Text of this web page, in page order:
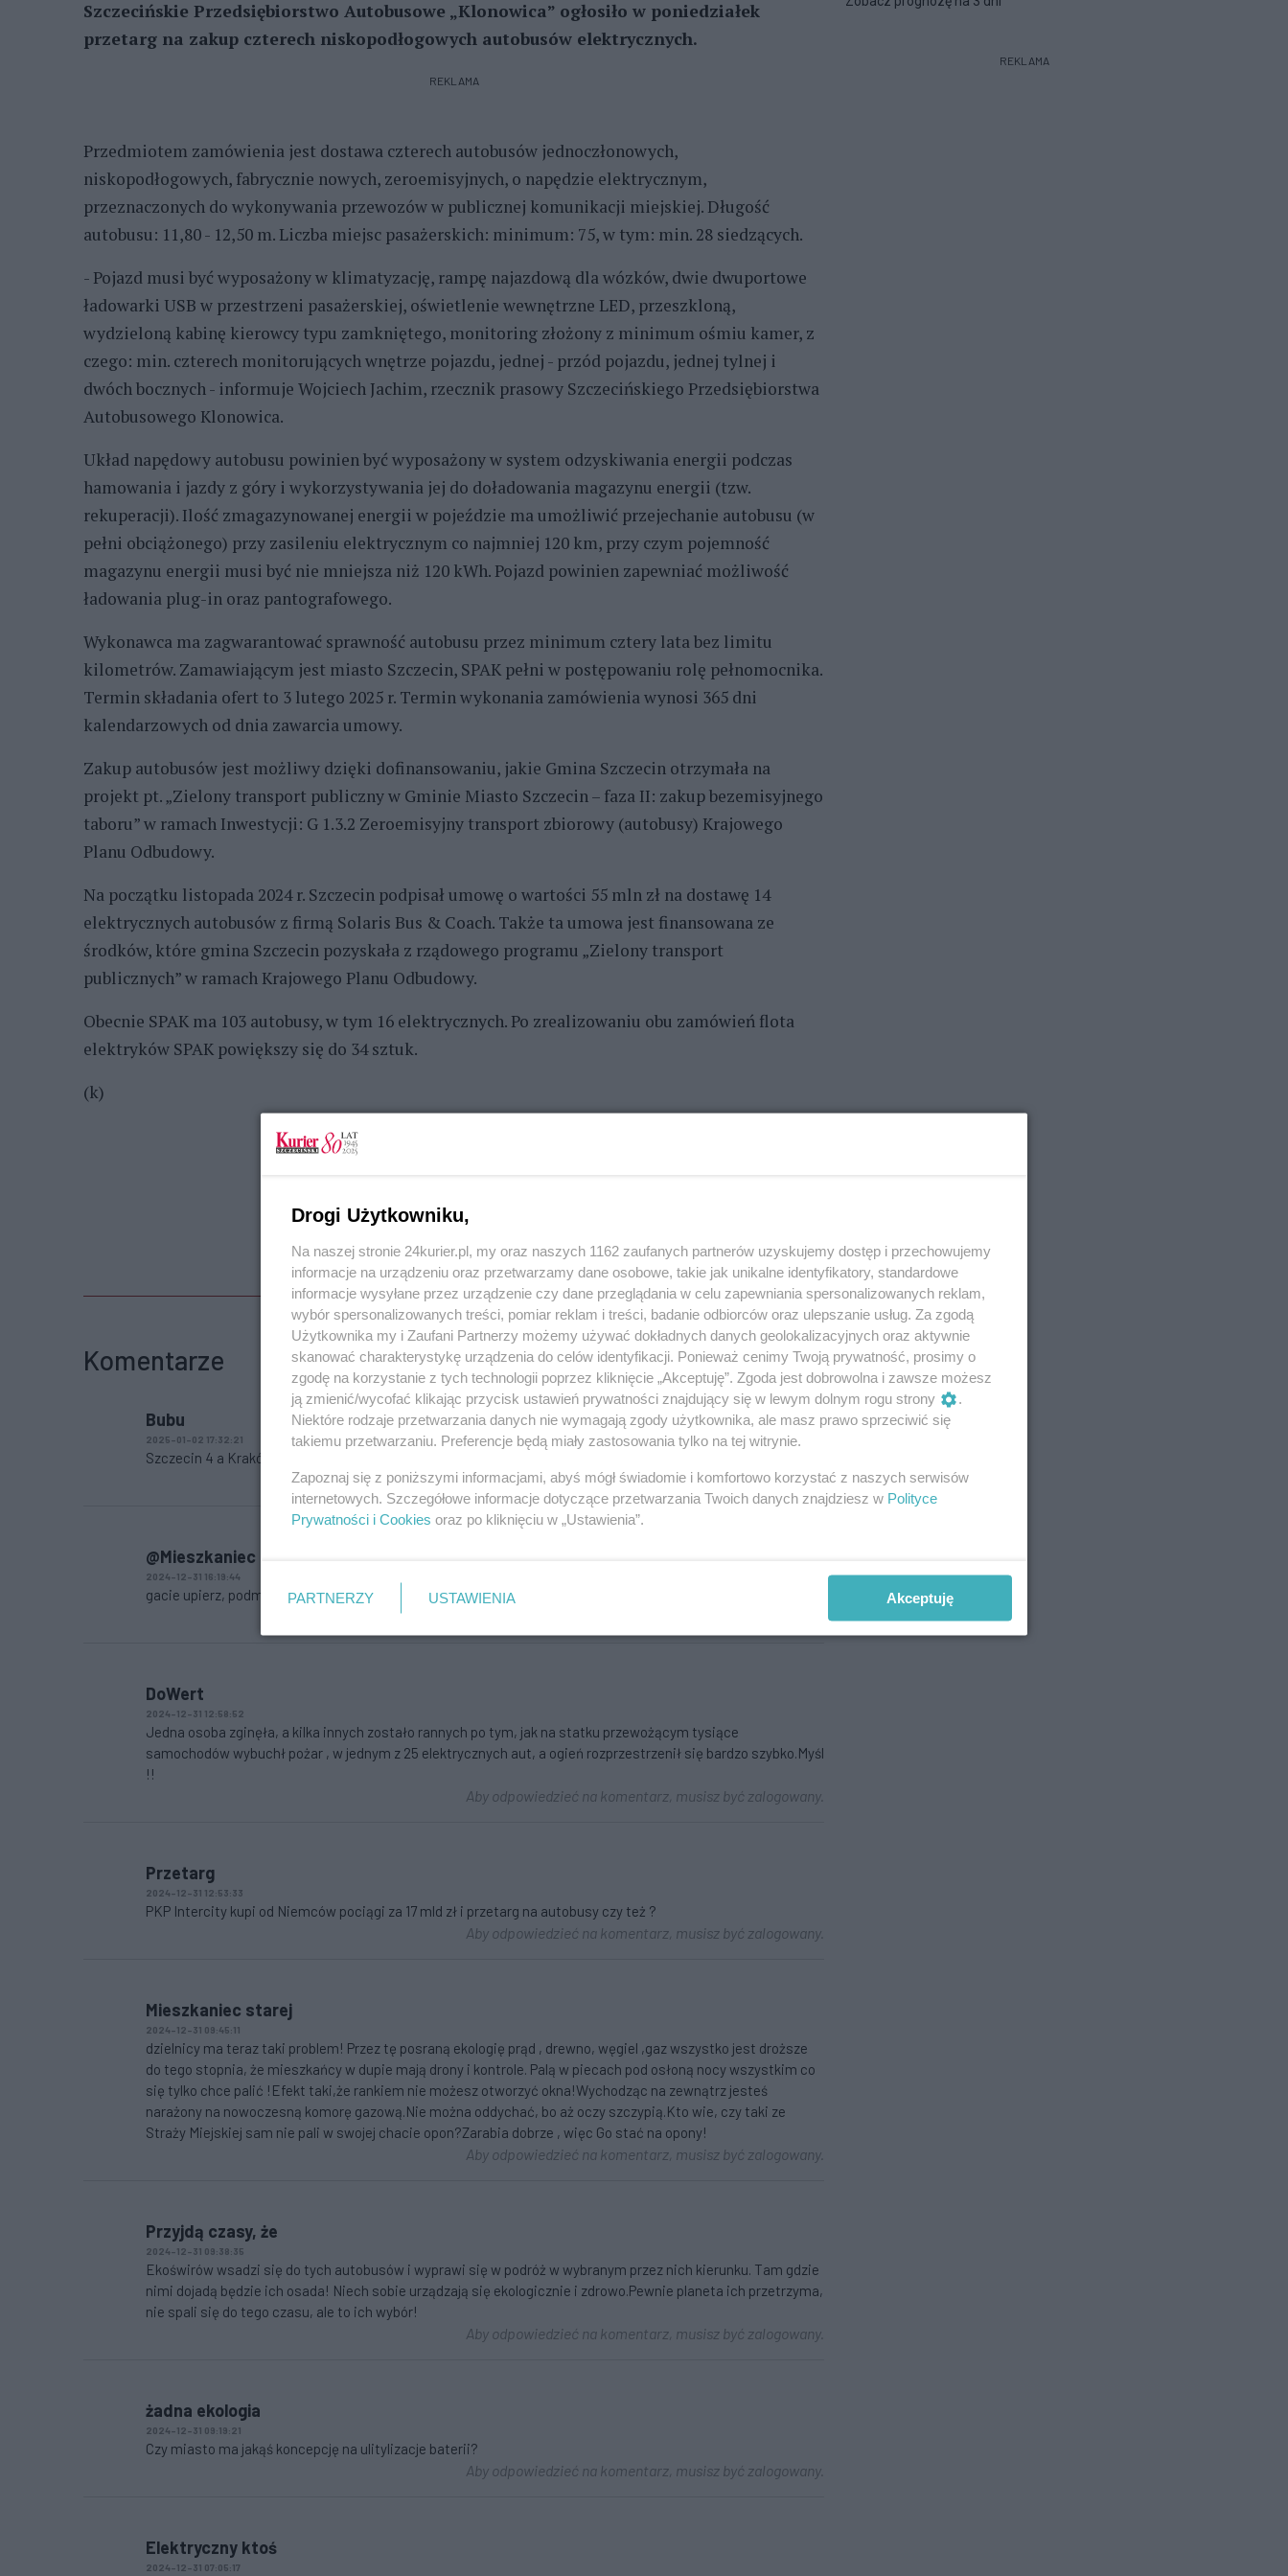
Szczecińskie Przedsiębiorstwo Autobusowe „Klonowica” ogłosiło w poniedziałek
przetarg na zakup czterech niskopodłogowych autobusów elektrycznych.
REKLAMA
Przedmiotem zamówienia jest dostawa czterech autobusów jednoczłonowych,
niskopodłogowych, fabrycznie nowych, zeroemisyjnych, o napędzie elektrycznym,
przeznaczonych do wykonywania przewozów w publicznej komunikacji miejskiej. Długość
autobusu: 11,80 - 12,50 m. Liczba miejsc pasażerskich: minimum: 75, w tym: min. 28 siedzących.
- Pojazd musi być wyposażony w klimatyzację, rampę najazdową dla wózków, dwie dwuportowe
ładowarki USB w przestrzeni pasażerskiej, oświetlenie wewnętrzne LED, przeszkloną,
wydzieloną kabinę kierowcy typu zamkniętego, monitoring złożony z minimum ośmiu kamer, z
czego: min. czterech monitorujących wnętrze pojazdu, jednej - przód pojazdu, jednej tylnej i
dwóch bocznych - informuje Wojciech Jachim, rzecznik prasowy Szczecińskiego Przedsiębiorstwa
Autobusowego Klonowica.
Układ napędowy autobusu powinien być wyposażony w system odzyskiwania energii podczas
hamowania i jazdy z góry i wykorzystywania jej do doładowania magazynu energii (tzw.
rekuperacji). Ilość zmagazynowanej energii w pojeździe ma umożliwić przejechanie autobusu (w
pełni obciążonego) przy zasileniu elektrycznym co najmniej 120 km, przy czym pojemność
magazynu energii musi być nie mniejsza niż 120 kWh. Pojazd powinien zapewniać możliwość
ładowania plug-in oraz pantografowego.
Wykonawca ma zagwarantować sprawność autobusu przez minimum cztery lata bez limitu
kilometrów. Zamawiającym jest miasto Szczecin, SPAK pełni w postępowaniu rolę pełnomocnika.
Termin składania ofert to 3 lutego 2025 r. Termin wykonania zamówienia wynosi 365 dni
kalendarzowych od dnia zawarcia umowy.
Zakup autobusów jest możliwy dzięki dofinansowaniu, jakie Gmina Szczecin otrzymała na
projekt pt. „Zielony transport publiczny w Gminie Miasto Szczecin – faza II: zakup bezemisyjnego
taboru” w ramach Inwestycji: G 1.3.2 Zeroemisyjny transport zbiorowy (autobusy) Krajowego
Planu Odbudowy.
Na początku listopada 2024 r. Szczecin podpisał umowę o wartości 55 mln zł na dostawę 14
elektrycznych autobusów z firmą Solaris Bus & Coach. Także ta umowa jest finansowana ze
środków, które gmina Szczecin pozyskała z rządowego programu „Zielony transport
publicznych” w ramach Krajowego Planu Odbudowy.
Obecnie SPAK ma 103 autobusy, w tym 16 elektrycznych. Po zrealizowaniu obu zamówień flota
elektryków SPAK powiększy się do 34 sztuk.
(k)
Komentarze
Bubu
2025-01-02 17:32:21
Szczecin 4 a Kraków podpisał kontrakty na prawie 300 nowych autobusów
Aby odpowiedzieć na komentarz, musisz być zalogowany.
@Mieszkaniec starej
2024-12-31 16:19:44
gacie upierz, podmyj się to i oczy przestaną cię szczypać...
DoWert
2024-12-31 12:58:52
Jedna osoba zginęła, a kilka innych zostało rannych po tym, jak na statku przewożącym tysiące
samochodów wybuchł pożar , w jednym z 25 elektrycznych aut, a ogień rozprzestrzenił się bardzo szybko.Myśl
!!
Aby odpowiedzieć na komentarz, musisz być zalogowany.
Przetarg
2024-12-31 12:53:33
PKP Intercity kupi od Niemców pociągi za 17 mld zł i przetarg na autobusy czy też ?
Aby odpowiedzieć na komentarz, musisz być zalogowany.
Mieszkaniec starej
2024-12-31 09:45:11
dzielnicy ma teraz taki problem! Przez tę posraną ekologię prąd , drewno, węgiel ,gaz wszystko jest droższe
do tego stopnia, że mieszkańcy w dupie mają drony i kontrole. Palą w piecach pod osłoną nocy wszystkim co
się tylko chce palić !Efekt taki,że rankiem nie możesz otworzyć okna!Wychodząc na zewnątrz jesteś
narażony na nowoczesną komorę gazową.Nie można oddychać, bo aż oczy szczypią.Kto wie, czy taki ze
Straży Miejskiej sam nie pali w swojej chacie opon?Zarabia dobrze , więc Go stać na opony!
Aby odpowiedzieć na komentarz, musisz być zalogowany.
Przyjdą czasy, że
2024-12-31 09:38:35
Ekoświrów wsadzi się do tych autobusów i wyprawi się w podróż w wybranym przez nich kierunku. Tam gdzie
nimi dojadą będzie ich osada! Niech sobie urządzają się ekologicznie i zdrowo.Pewnie planeta ich przetrzyma,
nie spali się do tego czasu, ale to ich wybór!
Aby odpowiedzieć na komentarz, musisz być zalogowany.
żadna ekologia
2024-12-31 09:19:21
Czy miasto ma jakąś koncepcję na ulitylizacje baterii?
Aby odpowiedzieć na komentarz, musisz być zalogowany.
Elektryczny ktoś
2024-12-31 07:05:17
REKLAMA
Drogi Użytkowniku,
Na naszej stronie 24kurier.pl, my oraz naszych 1162 zaufanych partnerów uzyskujemy dostęp i przechowujemy
informacje na urządzeniu oraz przetwarzamy dane osobowe, takie jak unikalne identyfikatory, standardowe
informacje wysyłane przez urządzenie czy dane przeglądania w celu zapewniania spersonalizowanych reklam,
wybór spersonalizowanych treści, pomiar reklam i treści, badanie odbiorców oraz ulepszanie usług. Za zgodą
Użytkownika my i Zaufani Partnerzy możemy używać dokładnych danych geolokalizacyjnych oraz aktywnie
skanować charakterystykę urządzenia do celów identyfikacji. Ponieważ cenimy Twoją prywatność, prosimy o
zgodę na korzystanie z tych technologii poprzez kliknięcie „Akceptuję”. Zgoda jest dobrowolna i zawsze możesz
ją zmienić/wycofać klikając przycisk ustawień prywatności znajdujący się w lewym dolnym rogu strony
.
Niektóre rodzaje przetwarzania danych nie wymagają zgody użytkownika, ale masz prawo sprzeciwić się
takiemu przetwarzaniu. Preferencje będą miały zastosowania tylko na tej witrynie.
Zapoznaj się z poniższymi informacjami, abyś mógł świadomie i komfortowo korzystać z naszych serwisów
internetowych. Szczegółowe informacje dotyczące przetwarzania Twoich danych znajdziesz w Polityce
Prywatności i Cookies oraz po kliknięciu w „Ustawienia”.
PARTNERZY USTAWIENIA Akceptuję